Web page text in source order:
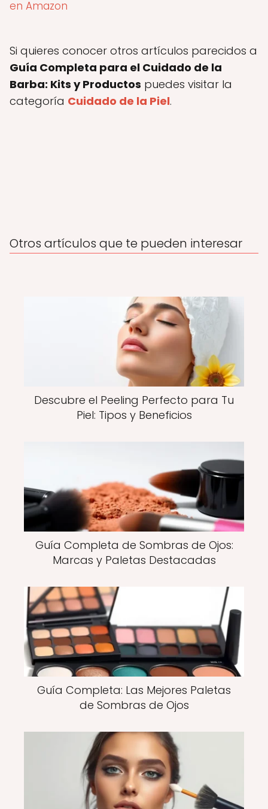
en Amazon
Si quieres conocer otros artículos parecidos a
Guía Completa para el Cuidado de la
Barba: Kits y Productos puedes visitar la
categoría Cuidado de la Piel.
Otros artículos que te pueden interesar
Descubre el Peeling Perfecto para Tu
Piel: Tipos y Beneficios
Guía Completa de Sombras de Ojos:
Marcas y Paletas Destacadas
Guía Completa: Las Mejores Paletas
de Sombras de Ojos